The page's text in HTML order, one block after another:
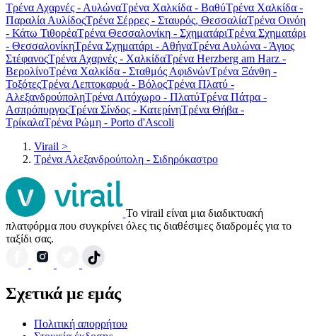
Τρένα Αχαρνές - ΑυλώναΤρένα Χαλκίδα - ΒαθύΤρένα Χαλκίδα -
Παραλία ΑυλίδοςΤρένα Σέρρες - Σταυρός, ΘεσσαλίαΤρένα Οινόη
- Κάτω ΤιθορέαΤρένα Θεσσαλονίκη - ΣχηματάριΤρένα Σχηματάρι
- ΘεσσαλονίκηΤρένα Σχηματάρι - ΑθήναΤρένα Αυλώνα - Άγιος
ΣτέφανοςΤρένα Αχαρνές - ΧαλκίδαΤρένα Herzberg am Harz -
ΒερολίνοΤρένα Χαλκίδα - Σταθμός ΑφιδνώνΤρένα Ξάνθη -
ΤοξότεςΤρένα Λεπτοκαρυά - ΒόλοςΤρένα Πλατύ -
ΑλεξανδρούποληΤρένα Λιτόχωρο - ΠλατύΤρένα Πάτρα -
ΑσπρόπυργοςΤρένα Σίνδος - ΚατερίνηΤρένα Θήβα -
ΤρίκαλαΤρένα Ρώμη - Porto d'Ascoli
Virail >
Τρένα Αλεξανδρούπολη - Σιδηρόκαστρο
Το virail είναι μια διαδικτυακή
πλατφόρμα που συγκρίνει όλες τις διαθέσιμες διαδρομές για το
ταξίδι σας.
Σχετικά με εμάς
Πολιτική απορρήτου